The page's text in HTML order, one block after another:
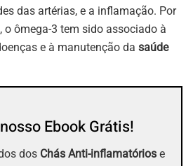
das artérias, e a inflamação. Por
o ômega-3 tem sido associado à
e à manutenção da saúde
Ebook Grátis!
dos Chás Anti-inflamatórios e